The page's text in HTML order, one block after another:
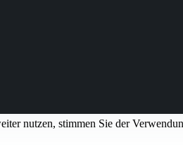
nutzen, stimmen Sie der